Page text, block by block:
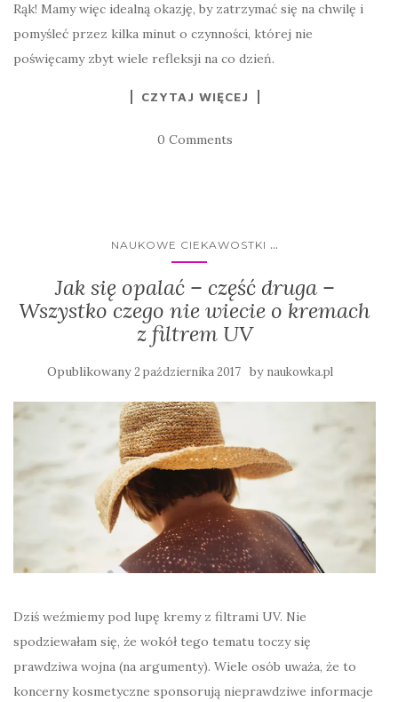
Rąk! Mamy więc idealną okazję, by zatrzymać się na chwilę i
pomyśleć przez kilka minut o czynności, której nie
poświęcamy zbyt wiele refleksji na co dzień.
CZYTAJ WIĘCEJ
0 Comments
NAUKOWE CIEKAWOSTKI ...
Jak się opalać – część druga –
Wszystko czego nie wiecie o kremach
z filtrem UV
Opublikowany2 października 2017 by naukowka.pl
Dziś weźmiemy pod lupę kremy z filtrami UV. Nie
spodziewałam się, że wokół tego tematu toczy się
prawdziwa wojna (na argumenty). Wiele osób uważa, że to
koncerny kosmetyczne sponsorują nieprawdziwe informacje